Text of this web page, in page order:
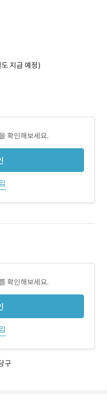
지급 예정)
확인해보세요.
확인해보세요.
구